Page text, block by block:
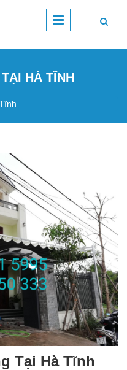
HÀ TĨNH
Tại Hà Tĩnh